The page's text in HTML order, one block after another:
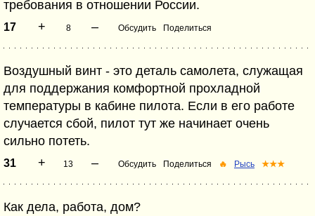
требования в отношении России.
17 + 8 – Обсудить Поделиться
Воздушный винт - это деталь самолета, служащая
для поддержания комфортной прохладной
температуры в кабине пилота. Если в его работе
случается сбой, пилот тут же начинает очень
сильно потеть.
31 + 13 – Обсудить Поделиться 🔥 Рысь ★★★
Как дела, работа, дом?